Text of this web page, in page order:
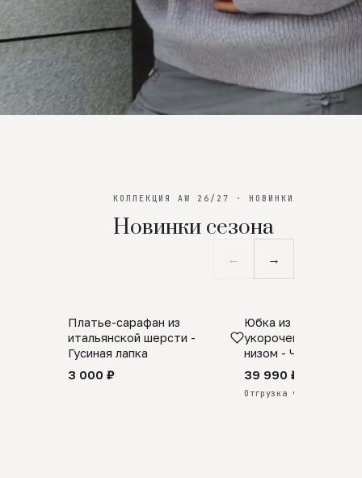
КОЛЛЕКЦИЯ AW 26/27 · НОВИНКИ
Новинки сезона
← →
SALE
Платье-сарафан из
итальянской шерсти -
Гусиная лапка
3 000 ₽
ПРЕДЗАКАЗ
Юбка из
укороченная с
низом - Черный
39 990 ₽
Отгрузка через 25 дней